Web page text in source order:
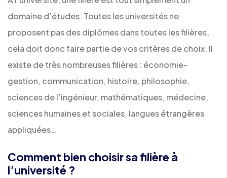
domaine d’études. Toutes les universités ne
proposent pas des diplômes dans toutes les filières,
cela doit donc faire partie de vos critères de choix. Il
existe de très nombreuses filières : économie-
gestion, communication, histoire, philosophie,
sciences de l’ingénieur, mathématiques, médecine,
sciences humaines et sociales, langues étrangères
appliquées…
Comment bien choisir sa filière à
l’université ?